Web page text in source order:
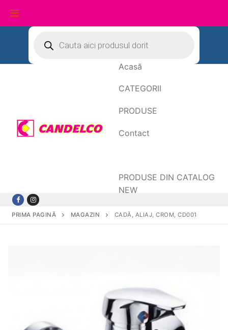
conținut
search
Acasă
CATEGORII
PRODUSE
Contact
PRODUSE DIN CATALOG
NEW
PRIMA PAGINĂ MAGAZIN CADĂ, ALIAJ, CROM, CD001